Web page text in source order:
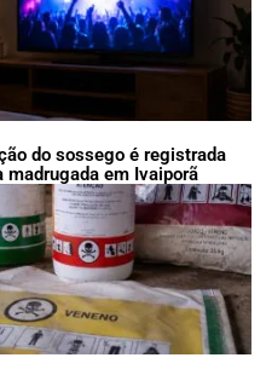
do sossego é registrada
madrugada em Ivaiporã